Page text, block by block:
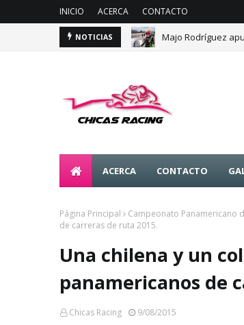
INICIO ACERCA CONTACTO
NOTICIAS Majo Rodríguez
ACERCA CONTACTO
Página Principal Campeonato Panamericano
de carreras de ruta 2015.
Una chilena y un
panamericanos de
Chicas Racing 9/08/2015